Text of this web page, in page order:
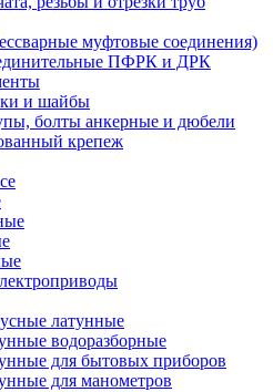
муфтовые соединения)
ПФРК и ДРК
и шайбы
болты анкерные и дюбели
крепеж
латунные
водоразборные
для бытовых приборов
для манометров